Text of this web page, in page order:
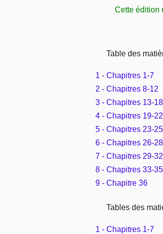
Cette édition
Table des
1 - Chapitres 1-7
2 - Chapitres 8-12
3 - Chapitres 13-18
4 - Chapitres 19-22
5 - Chapitres 23-25
6 - Chapitres 26-28
7 - Chapitres 29-32
8 - Chapitres 33-35
9 - Chapitre 36
Tables des
1 - Chapitres 1-7